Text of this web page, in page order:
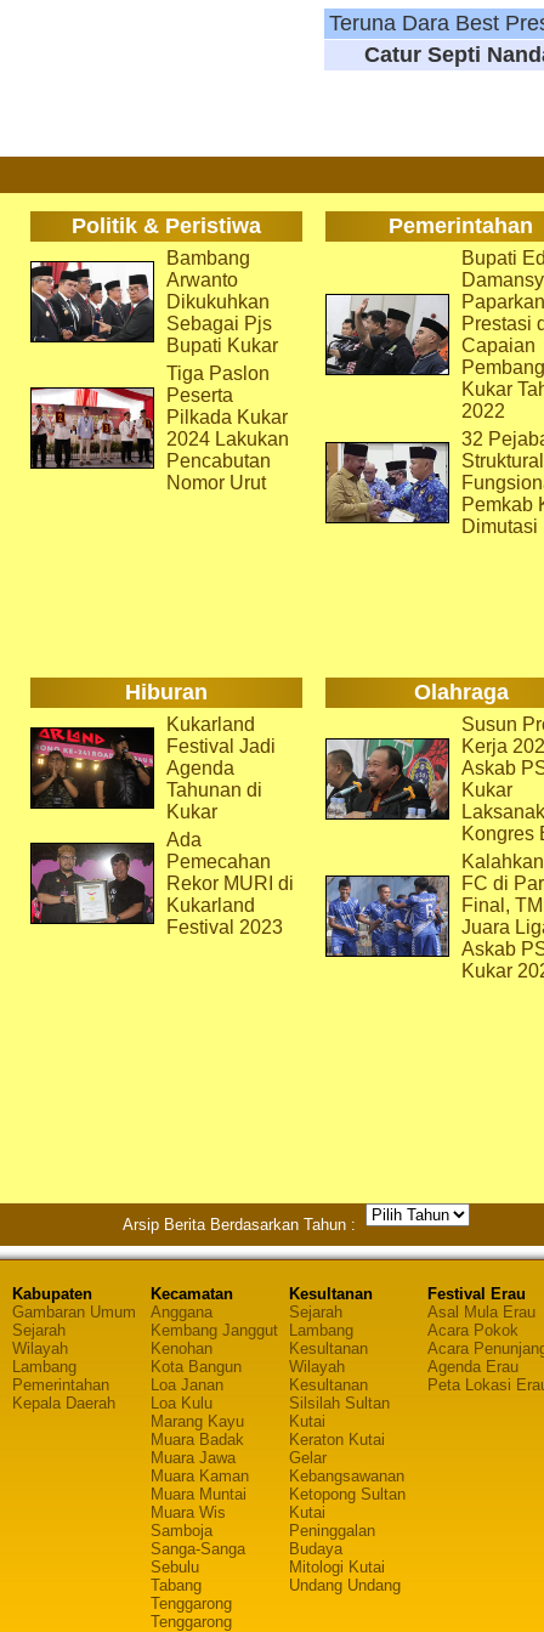
Teruna Dara Best
Catur Septi
Politik & Peristiwa Pemerintahan
Bambang
Arwanto
Dikukuhkan
Sebagai Pjs
Bupati Kukar
Tiga Paslon
Peserta
Pilkada Kukar
2024 Lakukan
Pencabutan
Nomor Urut
Bupati
Paparkan
Prestasi
Capaian
Kukar
2022
32
Pemkab
Dimutasi
Hiburan Olahraga
Kukarland
Festival Jadi
Agenda
Tahunan di
Kukar
Ada
Pemecahan
Rekor MURI di
Kukarland
Festival 2023
Susun
Kerja
Askab
Kukar
Kongres
FC di
Final,
Juara
Askab
Kukar
Arsip Berita Berdasarkan Tahun :
Kabupaten
Gambaran Umum
Sejarah
Wilayah
Lambang
Pemerintahan
Kepala Daerah
Kecamatan
Anggana
Kembang Janggut
Kenohan
Kota Bangun
Loa Janan
Loa Kulu
Marang Kayu
Muara Badak
Muara Jawa
Muara Kaman
Muara Muntai
Muara Wis
Samboja
Sanga-Sanga
Sebulu
Tabang
Tenggarong
Tenggarong
Kesultanan
Sejarah
Lambang
Kesultanan
Wilayah
Kesultanan
Silsilah Sultan
Kutai
Keraton Kutai
Gelar
Kebangsawanan
Ketopong Sultan
Kutai
Peninggalan
Budaya
Mitologi Kutai
Undang Undang
Festival Erau
Asal Mula Erau
Acara Pokok
Acara
Agenda Erau
Peta Lokasi